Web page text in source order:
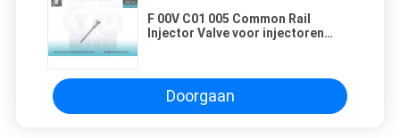
F 00V C01 005 Common Rail
Injector Valve voor injectoren
Doorgaan